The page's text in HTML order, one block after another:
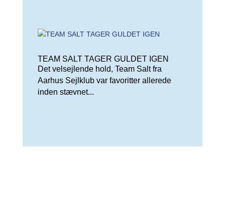
TEAM SALT TAGER GULDET IGEN
Det velsejlende hold, Team Salt fra
Aarhus Sejlklub var favoritter allerede
inden stævnet...